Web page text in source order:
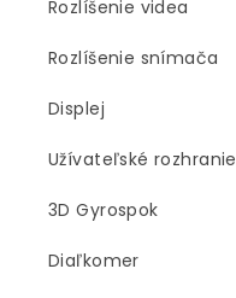
Rozlíšenie videa
Rozlíšenie snímača
Displej
Užívateľské rozhranie
3D Gyrospok
Diaľkomer